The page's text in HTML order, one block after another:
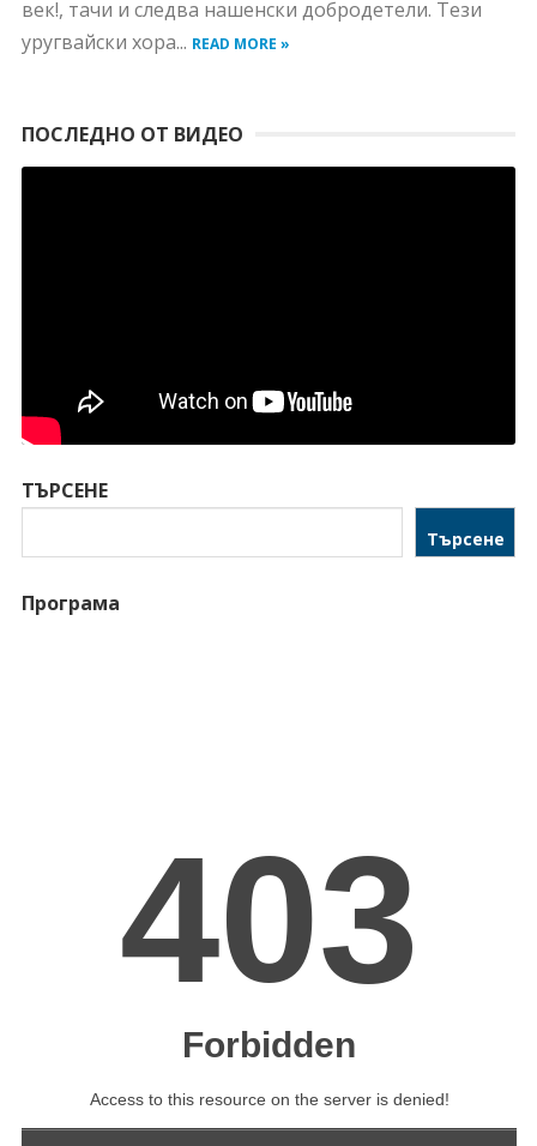
век!, тачи и следва нашенски добродетели. Тези
уругвайски хора... READ MORE »
ПОСЛЕДНО ОТ ВИДЕО
ТЪРСЕНЕ
Търсене
Програма